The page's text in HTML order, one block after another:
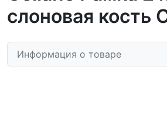
слоновая кость
Информация о товаре